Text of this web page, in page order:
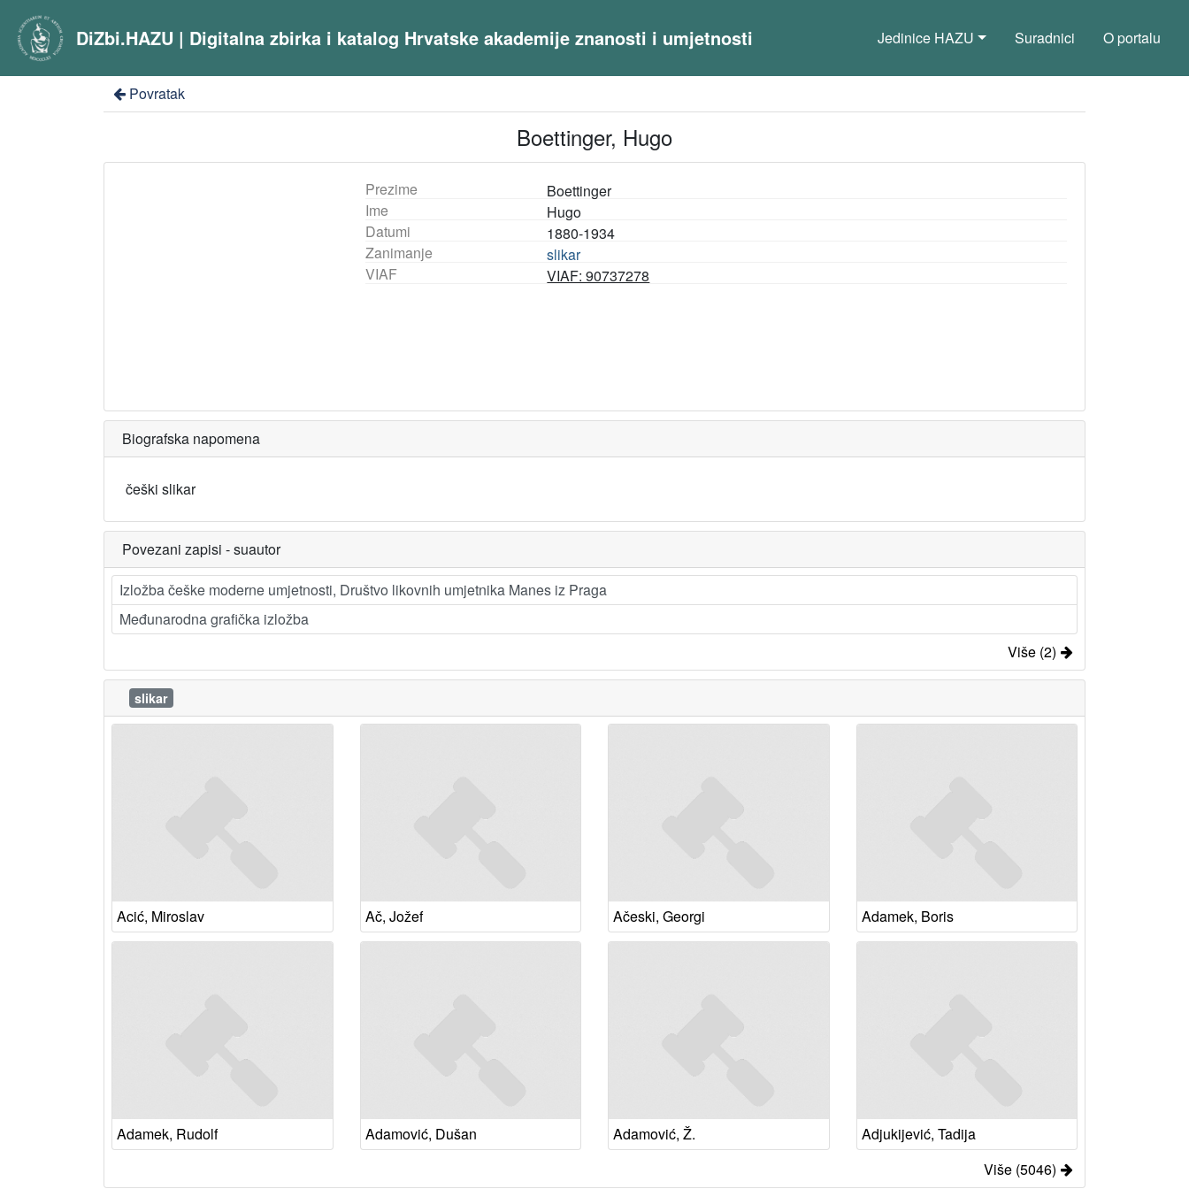
DiZbi.HAZU | Digitalna zbirka i katalog Hrvatske akademije znanosti i umjetnosti Jedinice HAZU Suradnici O portalu
Povratak
Boettinger, Hugo
Prezime
Boettinger
Ime
Hugo
Datumi
1880-1934
Zanimanje
slikar
VIAF
VIAF: 90737278
Biografska napomena
češki slikar
Povezani zapisi - suautor
Izložba češke moderne umjetnosti, Društvo likovnih umjetnika Manes iz Praga
Međunarodna grafička izložba
Više (2)
slikar
Acić, Miroslav Ač, Jožef Ačeski, Georgi Adamek, Boris
Adamek, Rudolf Adamović, Dušan Adamović, Ž.
Adjukijević, Tadija
Više (5046)